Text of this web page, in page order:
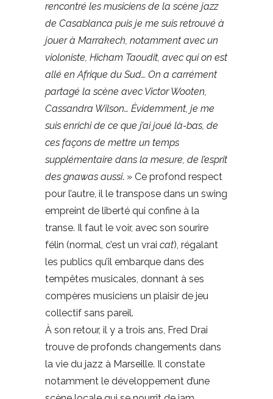
rencontré les musiciens de la scène jazz
de Casablanca puis je me suis retrouvé à
jouer à Marrakech, notamment avec un
violoniste, Hicham Taoudit, avec qui on est
allé en Afrique du Sud… On a carrément
partagé la scène avec Victor Wooten,
Cassandra Wilson… Évidemment, je me
suis enrichi de ce que j’ai joué là-bas, de
ces façons de mettre un temps
supplémentaire dans la mesure, de l’esprit
des gnawas aussi. » Ce profond respect
pour l’autre, il le transpose dans un swing
empreint de liberté qui confine à la
transe. Il faut le voir, avec son sourire
félin (normal, c’est un vrai cat), régalant
les publics qu’il embarque dans des
tempêtes musicales, donnant à ses
compères musiciens un plaisir de jeu
collectif sans pareil.
À son retour, il y a trois ans, Fred Drai
trouve de profonds changements dans
la vie du jazz à Marseille. Il constate
notamment le développement d’une